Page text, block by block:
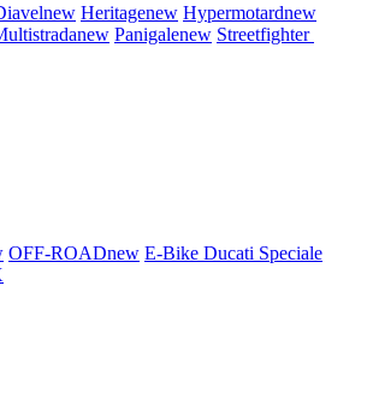
new Heritagenew Hypermotardnew
new Panigalenew Streetfighter
OFF-ROADnew E-Bike Ducati Speciale